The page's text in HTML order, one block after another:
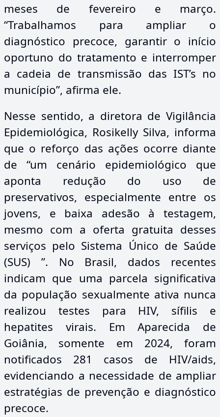
meses de fevereiro e março.
“Trabalhamos para ampliar o
diagnóstico precoce, garantir o início
oportuno do tratamento e interromper
a cadeia de transmissão das IST’s no
município”, afirma ele.
Nesse sentido, a diretora de Vigilância
Epidemiológica, Rosikelly Silva, informa
que o reforço das ações ocorre diante
de “um cenário epidemiológico que
aponta redução do uso de
preservativos, especialmente entre os
jovens, e baixa adesão à testagem,
mesmo com a oferta gratuita desses
serviços pelo Sistema Único de Saúde
(SUS) ”. No Brasil, dados recentes
indicam que uma parcela significativa
da população sexualmente ativa nunca
realizou testes para HIV, sífilis e
hepatites virais. Em Aparecida de
Goiânia, somente em 2024, foram
notificados 281 casos de HIV/aids,
evidenciando a necessidade de ampliar
estratégias de prevenção e diagnóstico
precoce.